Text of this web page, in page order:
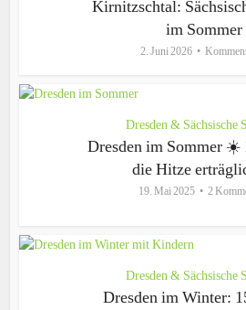
Kirnitzschtal:
im Sommer
2. Juni 2026
Dresden & Sächsische
Dresden im Sommer ☀️
die Hitze
19. Mai 2025 2
Dresden & Sächsische
Dresden im Winter: